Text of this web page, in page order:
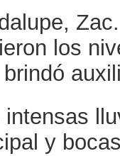
los
intensas
y